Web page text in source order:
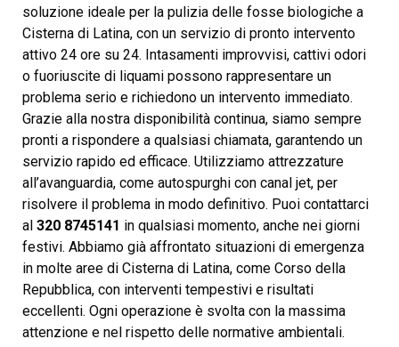
soluzione ideale per la pulizia delle fosse biologiche a
Cisterna di Latina, con un servizio di pronto intervento
attivo 24 ore su 24. Intasamenti improvvisi, cattivi odori
o fuoriuscite di liquami possono rappresentare un
problema serio e richiedono un intervento immediato.
Grazie alla nostra disponibilità continua, siamo sempre
pronti a rispondere a qualsiasi chiamata, garantendo un
servizio rapido ed efficace. Utilizziamo attrezzature
all’avanguardia, come autospurghi con canal jet, per
risolvere il problema in modo definitivo. Puoi contattarci
al 320 8745141 in qualsiasi momento, anche nei giorni
festivi. Abbiamo già affrontato situazioni di emergenza
in molte aree di Cisterna di Latina, come Corso della
Repubblica, con interventi tempestivi e risultati
eccellenti. Ogni operazione è svolta con la massima
attenzione e nel rispetto delle normative ambientali.